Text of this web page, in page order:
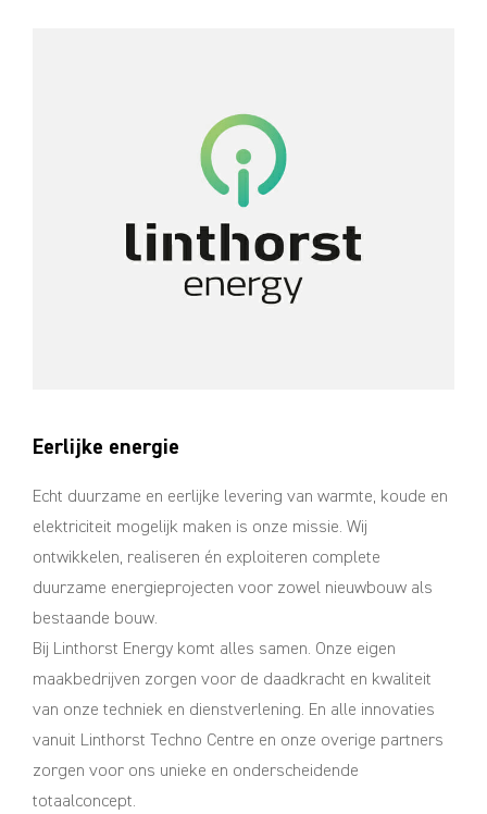
Eerlijke energie
Echt duurzame en eerlijke levering van warmte, koude en
elektriciteit mogelijk maken is onze missie. Wij
ontwikkelen, realiseren én exploiteren complete
duurzame energieprojecten voor zowel nieuwbouw als
bestaande bouw.
Bij Linthorst Energy komt alles samen. Onze eigen
maakbedrijven zorgen voor de daadkracht en kwaliteit
van onze techniek en dienstverlening. En alle innovaties
vanuit Linthorst Techno Centre en onze overige partners
zorgen voor ons unieke en onderscheidende
totaalconcept.